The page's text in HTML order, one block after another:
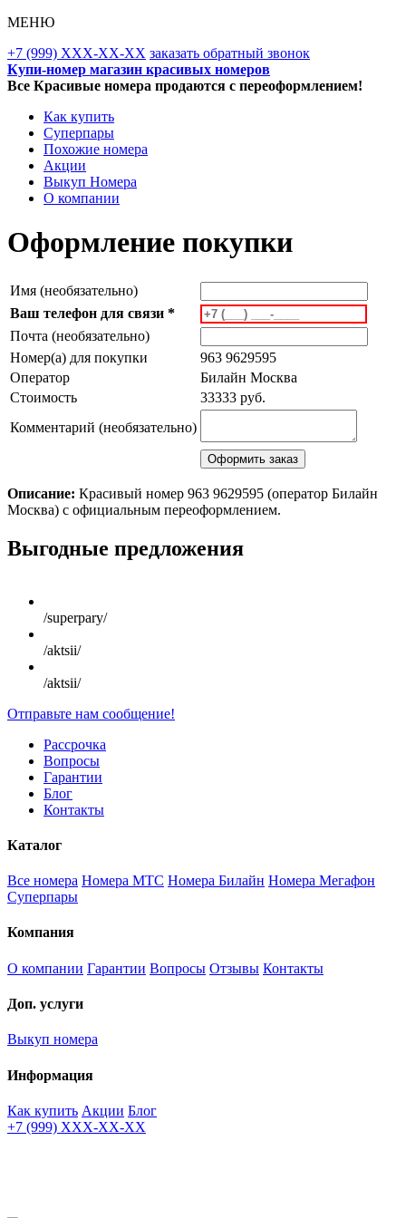
МЕНЮ
+7 (999) XXX-XX-XX заказать обратный звонок
Купи-номер магазин красивых номеров
Все Красивые номера продаются с переоформлением!
Как купить
Суперпары
Похожие номера
Акции
Выкуп Номера
О компании
Оформление покупки
Имя (необязательно)
Ваш телефон для связи *
Почта (необязательно)
Номер(а) для покупки
963 9629595
Оператор
Билайн Москва
Стоимость
33333 руб.
Комментарий (необязательно)
Описание: Красивый номер 963 9629595 (оператор Билайн
Москва) с официальным переоформлением.
Scroll
Up
Выгодные предложения
/superpary/
/aktsii/
/aktsii/
Отправьте нам сообщение!
Рассрочка
Вопросы
Гарантии
Блог
Контакты
Каталог
Все номера Номера МТС Номера Билайн Номера Мегафон
Суперпары
Компания
О компании Гарантии Вопросы Отзывы Контакты
Доп. услуги
Выкуп номера
Информация
Как купить Акции Блог
+7 (999) XXX-XX-XX